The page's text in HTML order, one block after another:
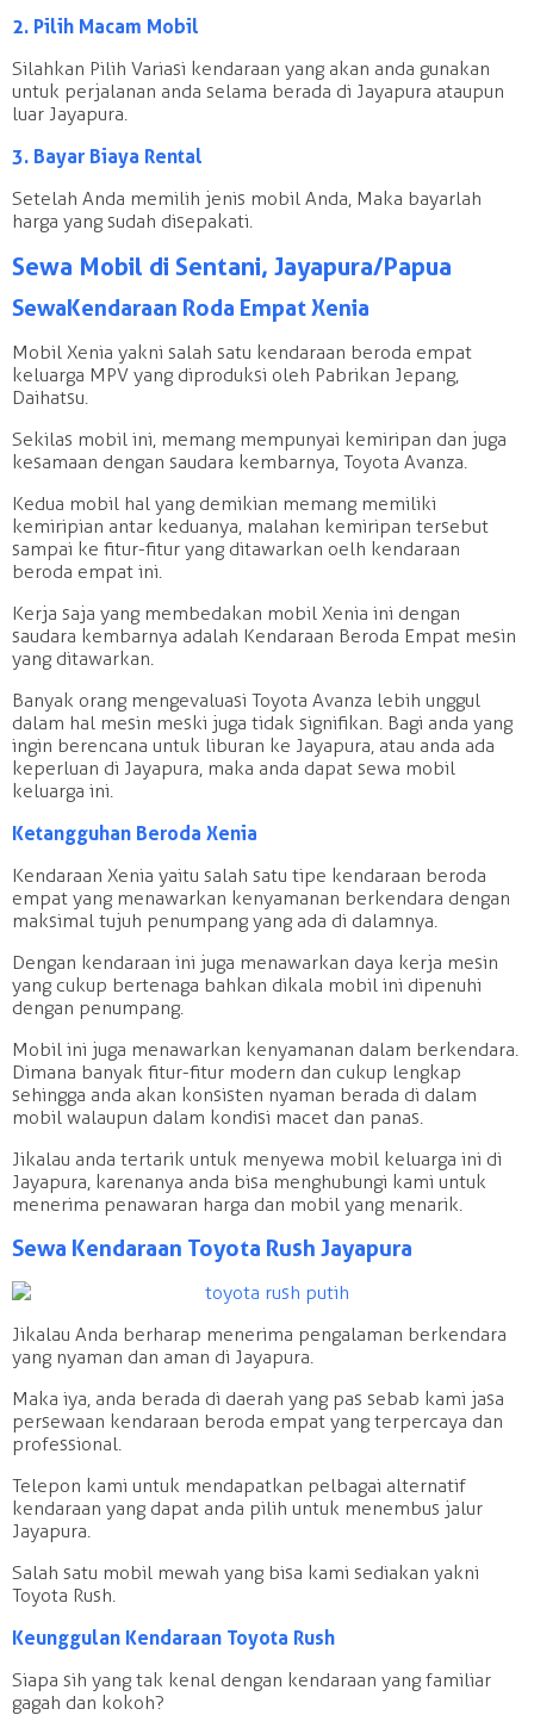
2. Pilih Macam Mobil
Silahkan Pilih Variasi kendaraan yang akan anda gunakan
untuk perjalanan anda selama berada di Jayapura ataupun
luar Jayapura.
3. Bayar Biaya Rental
Setelah Anda memilih jenis mobil Anda, Maka bayarlah
harga yang sudah disepakati.
Sewa Mobil di Sentani, Jayapura/Papua
Sewa Kendaraan Roda Empat Xenia
Mobil Xenia yakni salah satu kendaraan beroda empat
keluarga MPV yang diproduksi oleh Pabrikan Jepang,
Daihatsu.
Sekilas mobil ini, memang mempunyai kemiripan dan juga
kesamaan dengan saudara kembarnya, Toyota Avanza.
Kedua mobil hal yang demikian memang memiliki
kemiripian antar keduanya, malahan kemiripan tersebut
sampai ke fitur-fitur yang ditawarkan oelh kendaraan
beroda empat ini.
Kerja saja yang membedakan mobil Xenia ini dengan
saudara kembarnya adalah Kendaraan Beroda Empat mesin
yang ditawarkan.
Banyak orang mengevaluasi Toyota Avanza lebih unggul
dalam hal mesin meski juga tidak signifikan. Bagi anda yang
ingin berencana untuk liburan ke Jayapura, atau anda ada
keperluan di Jayapura, maka anda dapat sewa mobil
keluarga ini.
Ketangguhan Beroda Xenia
Kendaraan Xenia yaitu salah satu tipe kendaraan beroda
empat yang menawarkan kenyamanan berkendara dengan
maksimal tujuh penumpang yang ada di dalamnya.
Dengan kendaraan ini juga menawarkan daya kerja mesin
yang cukup bertenaga bahkan dikala mobil ini dipenuhi
dengan penumpang.
Mobil ini juga menawarkan kenyamanan dalam berkendara.
Dimana banyak fitur-fitur modern dan cukup lengkap
sehingga anda akan konsisten nyaman berada di dalam
mobil walaupun dalam kondisi macet dan panas.
Jikalau anda tertarik untuk menyewa mobil keluarga ini di
Jayapura, karenanya anda bisa menghubungi kami untuk
menerima penawaran harga dan mobil yang menarik.
Sewa Kendaraan Toyota Rush Jayapura
Jikalau Anda berharap menerima pengalaman berkendara
yang nyaman dan aman di Jayapura.
Maka iya, anda berada di daerah yang pas sebab kami jasa
persewaan kendaraan beroda empat yang terpercaya dan
professional.
Telepon kami untuk mendapatkan pelbagai alternatif
kendaraan yang dapat anda pilih untuk menembus jalur
Jayapura.
Salah satu mobil mewah yang bisa kami sediakan yakni
Toyota Rush.
Keunggulan Kendaraan Toyota Rush
Siapa sih yang tak kenal dengan kendaraan yang familiar
gagah dan kokoh?